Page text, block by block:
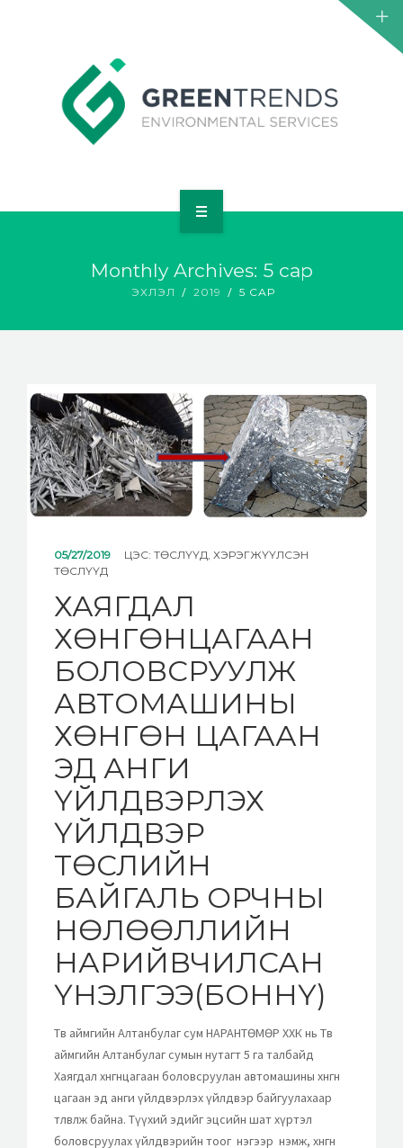
ТАНИЛЦУУЛГА
МЭДЭЭ
ХОЛБОО БАРИХ
Monthly Archives: 5 сар
ЭХЛЭЛ 2019 5 САР
05/27/2019 ЦЭС: ТӨСЛҮҮД ХЭРЭГЖҮҮЛСЭН
ТӨСЛҮҮД
ХАЯГДАЛ
ХӨНГӨНЦАГААН
БОЛОВСРУУЛЖ
АВТОМАШИНЫ
ХӨНГӨН ЦАГААН
ЭД АНГИ
ҮЙЛДВЭРЛЭХ
ҮЙЛДВЭР
ТӨСЛИЙН
БАЙГАЛЬ ОРЧНЫ
НӨЛӨӨЛЛИЙН
НАРИЙВЧИЛСАН
ҮНЭЛГЭЭ(БОННҮ)
Төв аймгийн Алтанбулаг сум НАРАНТӨМӨР ХХК нь Төв
аймгийн Алтанбулаг сумын нутагт 5 га талбайд
Хаягдал хөнгөнцагаан боловсруулан автомашины хөнгөн
цагаан эд анги үйлдвэрлэх үйлдвэр байгуулахаар
төлөвлөж байна. Түүхий эдийг эцсийн шат хүртэл
боловсруулах үйлдвэрийн тоог нэгээр нэмж, хөнгөн